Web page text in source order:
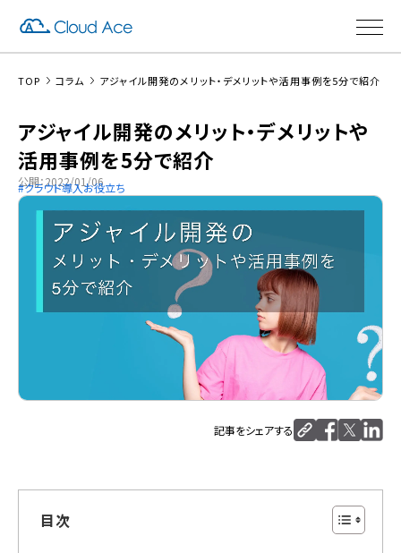
TOP コラム アジャイル開発のメリット・デメリットや活用事例を5分で紹介
アジャイル開発のメリット・デメリットや
活用事例を5分で紹介
公開：2022/01/06
クラウド導入お役立ち
記事をシェアする
目次